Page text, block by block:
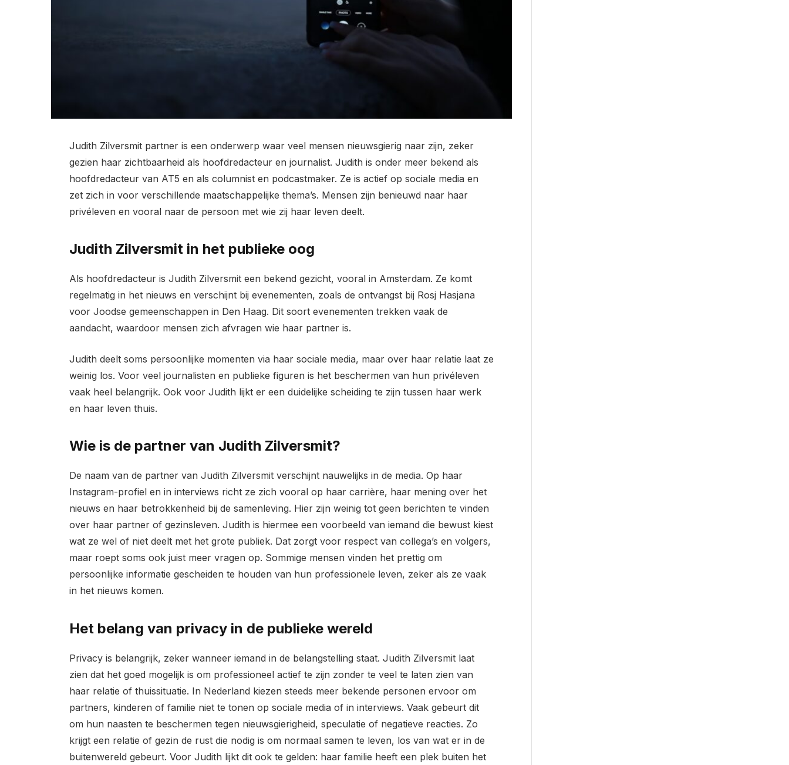
Judith Zilversmit partner is een onderwerp waar veel mensen nieuwsgierig naar zijn, zeker
gezien haar zichtbaarheid als hoofdredacteur en journalist. Judith is onder meer bekend als
hoofdredacteur van AT5 en als columnist en podcastmaker. Ze is actief op sociale media en
zet zich in voor verschillende maatschappelijke thema’s. Mensen zijn benieuwd naar haar
privéleven en vooral naar de persoon met wie zij haar leven deelt.
Judith Zilversmit in het publieke oog
Als hoofdredacteur is Judith Zilversmit een bekend gezicht, vooral in Amsterdam. Ze komt
regelmatig in het nieuws en verschijnt bij evenementen, zoals de ontvangst bij Rosj Hasjana
voor Joodse gemeenschappen in Den Haag. Dit soort evenementen trekken vaak de
aandacht, waardoor mensen zich afvragen wie haar partner is.
Judith deelt soms persoonlijke momenten via haar sociale media, maar over haar relatie laat ze
weinig los. Voor veel journalisten en publieke figuren is het beschermen van hun privéleven
vaak heel belangrijk. Ook voor Judith lijkt er een duidelijke scheiding te zijn tussen haar werk
en haar leven thuis.
Wie is de partner van Judith Zilversmit?
De naam van de partner van Judith Zilversmit verschijnt nauwelijks in de media. Op haar
Instagram-profiel en in interviews richt ze zich vooral op haar carrière, haar mening over het
nieuws en haar betrokkenheid bij de samenleving. Hier zijn weinig tot geen berichten te vinden
over haar partner of gezinsleven. Judith is hiermee een voorbeeld van iemand die bewust kiest
wat ze wel of niet deelt met het grote publiek. Dat zorgt voor respect van collega’s en volgers,
maar roept soms ook juist meer vragen op. Sommige mensen vinden het prettig om
persoonlijke informatie gescheiden te houden van hun professionele leven, zeker als ze vaak
in het nieuws komen.
Het belang van privacy in de publieke wereld
Privacy is belangrijk, zeker wanneer iemand in de belangstelling staat. Judith Zilversmit laat
zien dat het goed mogelijk is om professioneel actief te zijn zonder te veel te laten zien van
haar relatie of thuissituatie. In Nederland kiezen steeds meer bekende personen ervoor om
partners, kinderen of familie niet te tonen op sociale media of in interviews. Vaak gebeurt dit
om hun naasten te beschermen tegen nieuwsgierigheid, speculatie of negatieve reacties. Zo
krijgt een relatie of gezin de rust die nodig is om normaal samen te leven, los van wat er in de
buitenwereld gebeurt. Voor Judith lijkt dit ook te gelden: haar familie heeft een plek buiten het